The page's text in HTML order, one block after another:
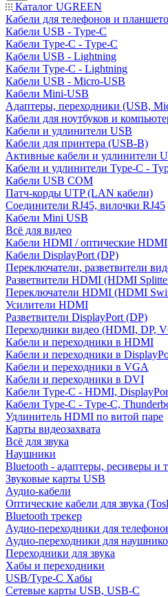
Каталог UGREEN
Кабели для телефонов и
Кабели USB - Type-C
Кабели Type-C - Type-C
Кабели USB - Lightning
Кабели Type-C - Lightning
Кабели USB - Micro-USB
Кабели Mini-USB
Адаптеры, переходники (USB,
Кабели для ноутбуков и
Кабели и удлинители USB
Кабели для принтера (USB-B)
Активные кабели и удлинители
Кабели и удлинители Type-C -
Кабели USB COM
Патч-корды UTP (LAN кабели)
Соединители RJ45, вилочки RJ45
Кабели Mini USB
Всё для видео
Кабели HDMI / оптические HDMI
Кабели DisplayPort (DP)
Переключатели, разветвители
Разветвители HDMI (HDMI
Переключатели HDMI (HDMI
Усилители HDMI
Разветвители DisplayPort (DP)
Переходники видео (HDMI, DP,
Кабели и переходники в HDMI
Кабели и переходники в
Кабели и переходники в VGA
Кабели и переходники в DVI
Кабели Type-C - HDMI,
Кабели Type-C - Type-C,
Удлинитель HDMI по витой паре
Карты видеозахвата
Всё для звука
Наушники
Bluetooth - адаптеры, ресиверы и
Звуковые карты USB
Аудио-кабели
Оптические кабели для звука
Bluetooth трекер
Аудио-переходники для
Аудио-переходники для
Переходники для звука
Хабы и переходники
USB/Type-C Хабы
Сетевые карты USB, USB-C